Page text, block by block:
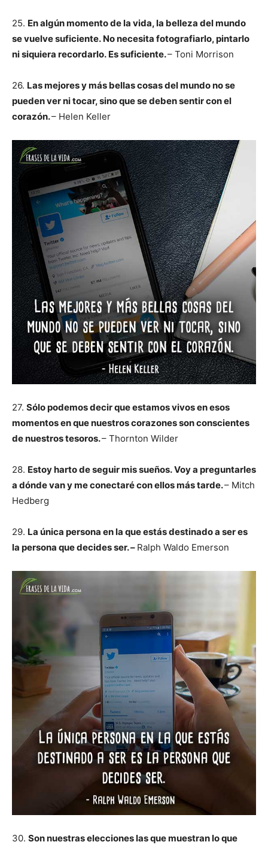
25. En algún momento de la vida, la belleza del mundo
se vuelve suficiente. No necesita fotografiarlo, pintarlo
ni siquiera recordarlo. Es suficiente.– Toni Morrison
26. Las mejores y más bellas cosas del mundo no se
pueden ver ni tocar, sino que se deben sentir con el
corazón.– Helen Keller
27. Sólo podemos decir que estamos vivos en esos
momentos en que nuestros corazones son conscientes
de nuestros tesoros.– Thornton Wilder
28. Estoy harto de seguir mis sueños.Voy a preguntarles
a dónde van y me conectaré con ellos más tarde.– Mitch
Hedberg
29. La única persona en la que estás destinado a ser es
la persona que decides ser. – Ralph Waldo Emerson
30. Son nuestras elecciones las que muestran lo que